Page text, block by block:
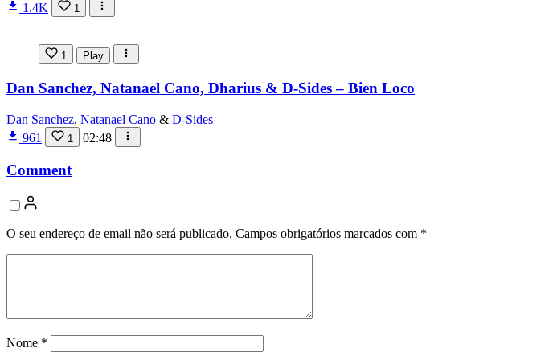
1.4K
1
1 Play
Dan Sanchez, Natanael Cano, Dharius & D-Sides – Bien Loco
Dan Sanchez, Natanael Cano & D-Sides
961
1 02:48
Comment
O seu endereço de email não será publicado. Campos obrigatórios marcados com *
Nome *